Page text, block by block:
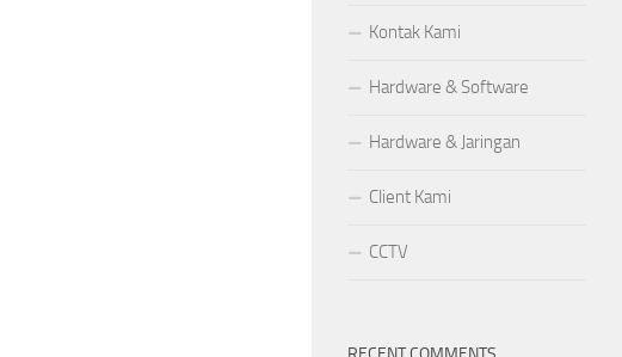
Kontak Kami
Hardware & Software
Hardware & Jaringan
Client Kami
CCTV